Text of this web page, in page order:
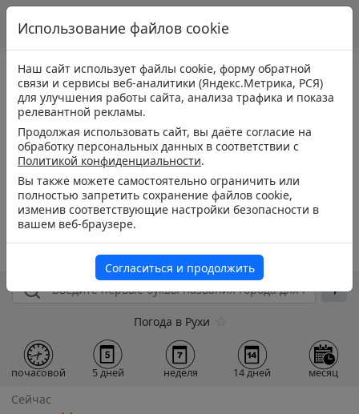
Погода в Рухи
почасовой 5 дней неделя 14 дней месяц
Сейчас
Использование файлов cookie
Наш сайт использует файлы cookie, форму обратной
связи и сервисы веб-аналитики (Яндекс.Метрика, РСЯ)
для улучшения работы сайта, анализа трафика и показа
релевантной рекламы.
Продолжая использовать сайт, вы даёте согласие на
обработку персональных данных в соответствии с
Политикой конфиденциальности.
Вы также можете самостоятельно ограничить или
полностью запретить сохранение файлов cookie,
изменив соответствующие настройки безопасности в
вашем веб-браузере.
Согласиться и продолжить